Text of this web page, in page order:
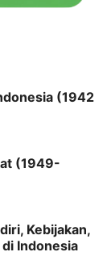
(1942
(1949-
Kebijakan,
Indonesia